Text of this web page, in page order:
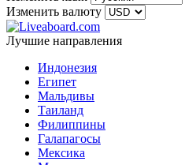
Изменить валюту
Лучшие направления
Индонезия
Египет
Мальдивы
Таиланд
Филиппины
Галапагосы
Мексика